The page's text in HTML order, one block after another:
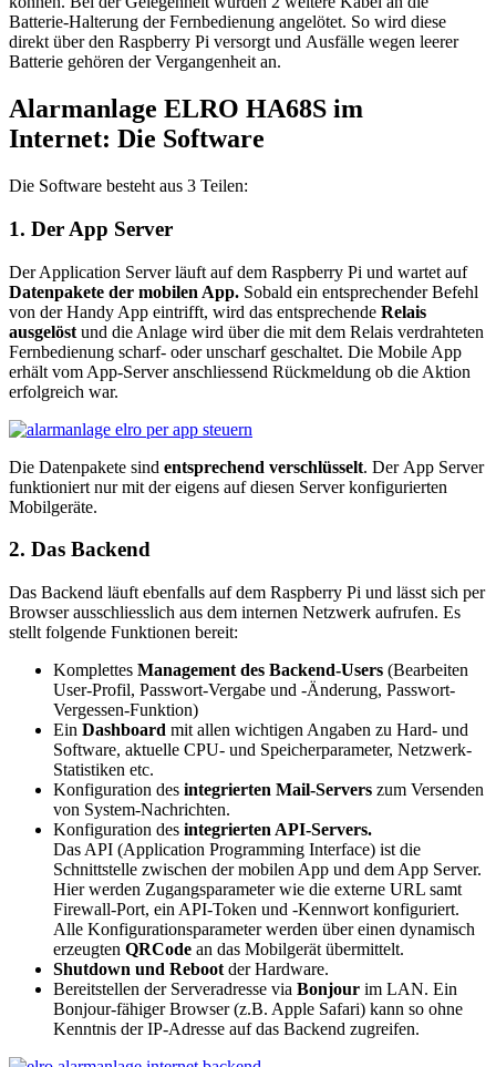
Batterie-Halterung der Fernbedienung angelötet. So wird diese
direkt über den Raspberry Pi versorgt und Ausfälle wegen leerer
Batterie gehören der Vergangenheit an.
Alarmanlage ELRO HA68S im
Internet: Die Software
Die Software besteht aus 3 Teilen:
1. Der App Server
Der Application Server läuft auf dem Raspberry Pi und wartet auf
Datenpakete der mobilen App. Sobald ein entsprechender Befehl
von der Handy App eintrifft, wird das entsprechende Relais
ausgelöst und die Anlage wird über die mit dem Relais verdrahteten
Fernbedienung scharf- oder unscharf geschaltet. Die Mobile App
erhält vom App-Server anschliessend Rückmeldung ob die Aktion
erfolgreich war.
Die Datenpakete sind entsprechend verschlüsselt. Der App Server
funktioniert nur mit der eigens auf diesen Server konfigurierten
Mobilgeräte.
2. Das Backend
Das Backend läuft ebenfalls auf dem Raspberry Pi und lässt sich per
Browser ausschliesslich aus dem internen Netzwerk aufrufen. Es
stellt folgende Funktionen bereit:
Komplettes Management des Backend-Users (Bearbeiten
User-Profil, Passwort-Vergabe und -Änderung, Passwort-
Vergessen-Funktion)
Ein Dashboard mit allen wichtigen Angaben zu Hard- und
Software, aktuelle CPU- und Speicherparameter, Netzwerk-
Statistiken etc.
Konfiguration des integrierten Mail-Servers zum Versenden
von System-Nachrichten.
Konfiguration des integrierten API-Servers.
Das API (Application Programming Interface) ist die
Schnittstelle zwischen der mobilen App und dem App Server.
Hier werden Zugangsparameter wie die externe URL samt
Firewall-Port, ein API-Token und -Kennwort konfiguriert.
Alle Konfigurationsparameter werden über einen dynamisch
erzeugten QRCode an das Mobilgerät übermittelt.
Shutdown und Reboot der Hardware.
Bereitstellen der Serveradresse via Bonjour im LAN. Ein
Bonjour-fähiger Browser (z.B. Apple Safari) kann so ohne
Kenntnis der IP-Adresse auf das Backend zugreifen.